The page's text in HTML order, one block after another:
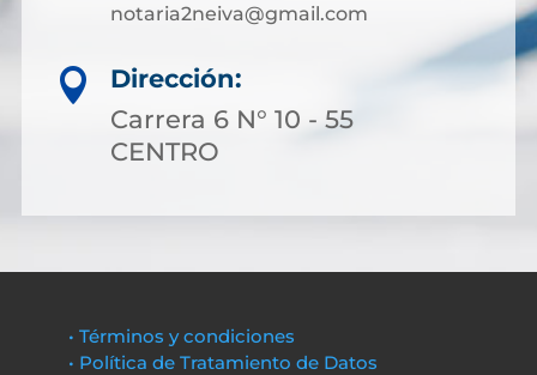
notaria2neiva@gmail.com

Dirección:
Carrera 6 N° 10 - 55
CENTRO
• Términos y condiciones
• Política de Tratamiento de Datos